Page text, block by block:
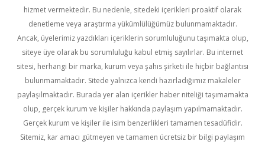
hizmet vermektedir. Bu nedenle, sitedeki içerikleri proaktif olarak
denetleme veya araştırma yükümlülüğümüz bulunmamaktadır.
Ancak, üyelerimiz yazdıkları içeriklerin sorumluluğunu taşımakta olup,
siteye üye olarak bu sorumluluğu kabul etmiş sayılırlar. Bu internet
sitesi, herhangi bir marka, kurum veya şahıs şirketi ile hiçbir bağlantısı
bulunmamaktadır. Sitede yalnızca kendi hazırladığımız makaleler
paylaşılmaktadır. Burada yer alan içerikler haber niteliği taşımamakta
olup, gerçek kurum ve kişiler hakkında paylaşım yapılmamaktadır.
Gerçek kurum ve kişiler ile isim benzerlikleri tamamen tesadüfidir.
Sitemiz, kar amacı gütmeyen ve tamamen ücretsiz bir bilgi paylaşım